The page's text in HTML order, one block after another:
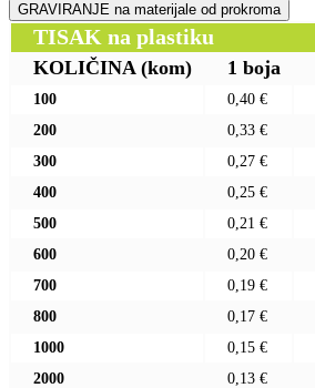
GRAVIRANJE na materijale od prokroma
TISAK na plastiku
KOLIČINA (kom) 1 boja
100 0,40 €
200
0,33 €
300
0,27 €
400
0,25 €
500
0,21 €
600
0,20 €
700
0,19 €
800
0,17 €
1000
0,15 €
2000
0,13 €